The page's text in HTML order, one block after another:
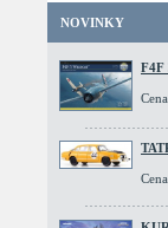
NOVINKY
F4F